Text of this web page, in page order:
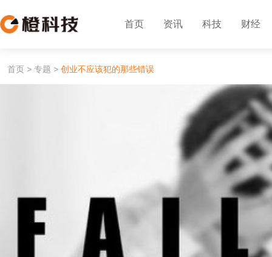
首页 资讯 科技 财经
首页 > 专题 > 创业不应该犯的那些错误